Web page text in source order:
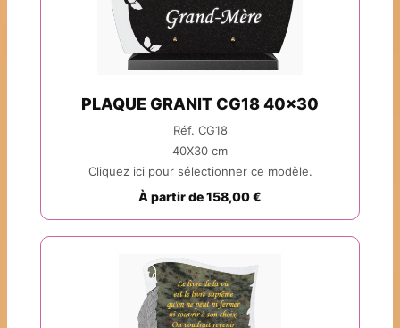
PLAQUE GRANIT CG18 40x30
Réf. CG18
40X30 cm
Cliquez ici pour sélectionner ce modèle.
À partir de 158,00 €